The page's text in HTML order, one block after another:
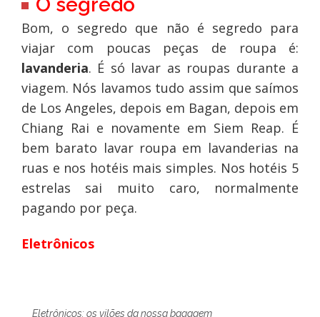
O segredo
Bom, o segredo que não é segredo para
viajar com poucas peças de roupa é:
lavanderia. É só lavar as roupas durante a
viagem. Nós lavamos tudo assim que saímos
de Los Angeles, depois em Bagan, depois em
Chiang Rai e novamente em Siem Reap. É
bem barato lavar roupa em lavanderias na
ruas e nos hotéis mais simples. Nos hotéis 5
estrelas sai muito caro, normalmente
pagando por peça.
Eletrônicos
Eletrônicos: os vilões da nossa bagagem